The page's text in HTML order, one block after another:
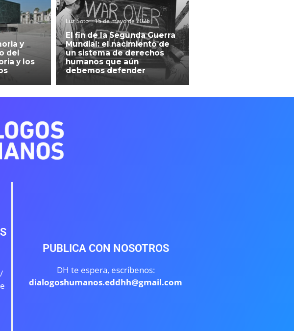
y
del
y los
Luz Soto 15 de mayo de 2026
El fin de la Segunda Guerra
Mundial: el nacimiento de
un sistema de derechos
humanos que aún
debemos defender
PUBLICA CON NOSOTROS
DH te espera, escríbenos:
dialogoshumanos.eddhh@gmail.com